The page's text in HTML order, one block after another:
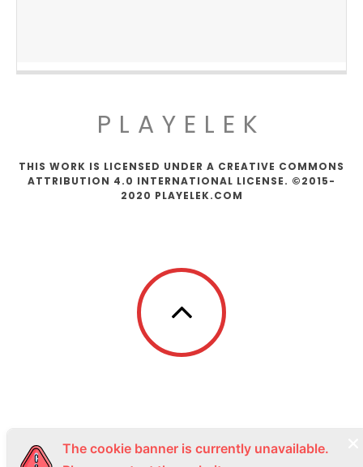
PLAYELEK
THIS WORK IS LICENSED UNDER A CREATIVE COMMONS
ATTRIBUTION 4.0 INTERNATIONAL LICENSE. ©2015-
2020 PLAYELEK.COM
The cookie banner is currently unavailable.